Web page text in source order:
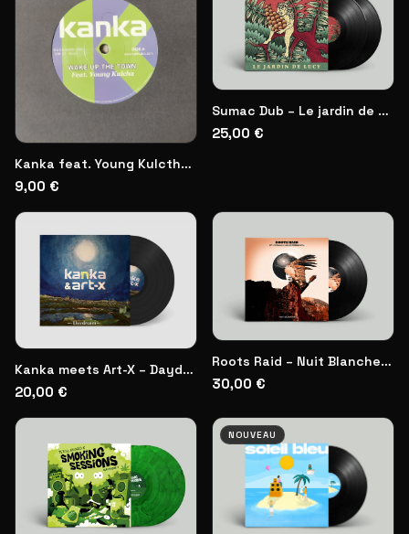
Kanka feat. Young Kulctha | Vinyl
9,00 €
Sumac Dub – Le jardin de Lucy | Double Vinyl
25,00 €
Kanka meets Art-X – Daydream | Vinyl
20,00 €
Roots Raid – Nuit Blanche | Double Vinyl
30,00 €
NOUVEAU